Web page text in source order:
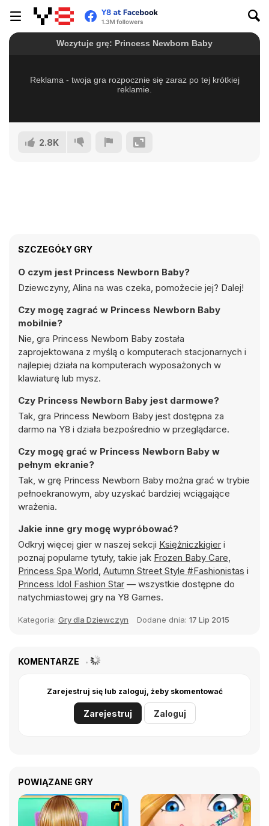
2.8K
SZCZEGÓŁY GRY
O czym jest Princess Newborn Baby?
Dziewczyny, Alina na was czeka, pomożecie jej? Dalej!
Czy mogę zagrać w Princess Newborn Baby
mobilnie?
Nie, gra Princess Newborn Baby została
zaprojektowana z myślą o komputerach stacjonarnych i
najlepiej działa na komputerach wyposażonych w
klawiaturę lub mysz.
Czy Princess Newborn Baby jest darmowe?
Tak, gra Princess Newborn Baby jest dostępna za
darmo na Y8 i działa bezpośrednio w przeglądarce.
Czy mogę grać w Princess Newborn Baby w
pełnym ekranie?
Tak, w grę Princess Newborn Baby można grać w trybie
pełnoekranowym, aby uzyskać bardziej wciągające
wrażenia.
Jakie inne gry mogę wypróbować?
Odkryj więcej gier w naszej sekcji Księżniczkigier i
poznaj popularne tytuły, takie jak Frozen Baby Care,
Princess Spa World, Autumn Street Style #Fashionistas i
Princess Idol Fashion Star — wszystkie dostępne do
natychmiastowej gry na Y8 Games.
Kategoria: Gry dla Dziewczyn Dodane dnia: 17 Lip 2015
KOMENTARZE
Zarejestruj się lub zaloguj, żeby skomentować
Zarejestruj Zaloguj
POWIĄZANE GRY